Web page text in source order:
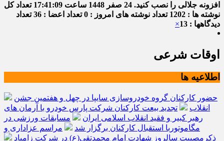
افزونه جلالی را نصب کنید. 24 صفر 1448 ساعت 17:41:09 تعداد کل
نوشته ها : 1202
تعداد نوشته های امروز : 0 تعداد اعضا : 36
تعداد
دیدگاهها : 13
×
اوقات شرعی
اطلاعیه ها
حضور کارکنان گروه خودروسازی سایپا در چهل و هفتمین جشن
انقلاب
تجدید بیعت کارکنان شرکت پارس خودرو با آرمان های
رهبر کبیر و فقید انقلاب اسلامی ایران
مسابقات ورزشی در
مگاموتوربا استقبال کارکنان برگزار شد
مراسم عزاداری و
ذکرمصیبت سالروز شهادت امام محمدتقی(ع) در شرکت زامیاد